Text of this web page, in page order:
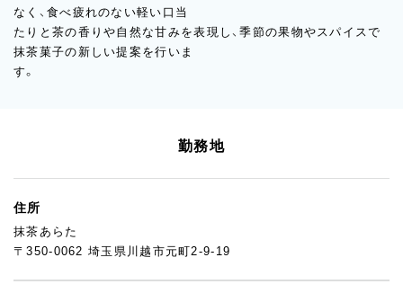
なく、食べ疲れのない軽い口当
たりと茶の香りや自然な甘みを表現し、季節の果物やスパイスで
抹茶菓子の新しい提案を行いま
す。
勤務地
住所
抹茶あらた
〒350-0062 埼玉県川越市元町2-9-19